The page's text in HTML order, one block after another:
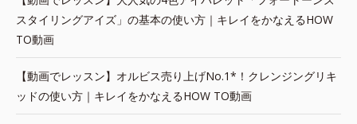
スタイリングアイズ」の基本の使い方｜キレイをかなえるHOW
TO動画
【動画でレッスン】オルビス売り上げNo.1*！クレンジングリキ
ッドの使い方｜キレイをかなえるHOW TO動画